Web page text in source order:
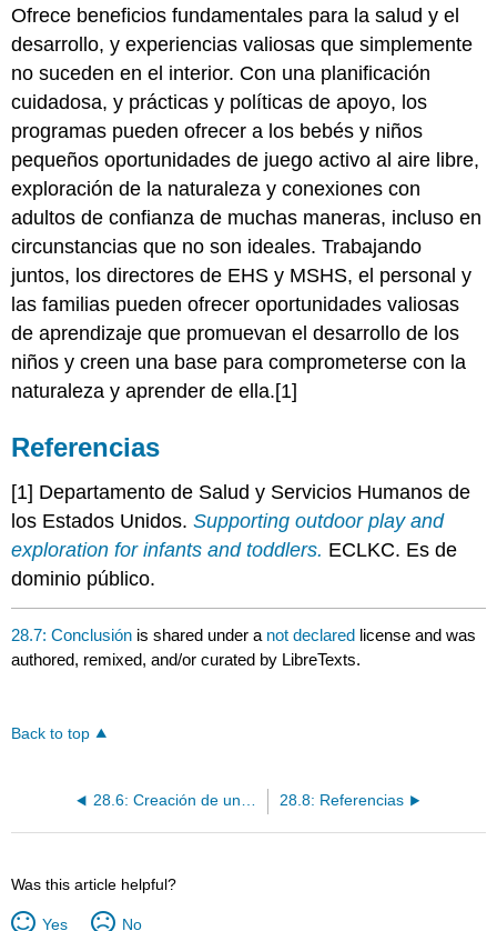
Ofrece beneficios fundamentales para la salud y el
desarrollo, y experiencias valiosas que simplemente
no suceden en el interior. Con una planificación
cuidadosa, y prácticas y políticas de apoyo, los
programas pueden ofrecer a los bebés y niños
pequeños oportunidades de juego activo al aire libre,
exploración de la naturaleza y conexiones con
adultos de confianza de muchas maneras, incluso en
circunstancias que no son ideales. Trabajando
juntos, los directores de EHS y MSHS, el personal y
las familias pueden ofrecer oportunidades valiosas
de aprendizaje que promuevan el desarrollo de los
niños y creen una base para comprometerse con la
naturaleza y aprender de ella.[1]
Referencias
[1] Departamento de Salud y Servicios Humanos de
los Estados Unidos.Supporting outdoor play and
exploration for infants and toddlers. ECLKC. Es de
dominio público.
28.7: Conclusión is shared under a not declared license and was
authored, remixed, and/or curated by LibreTexts.
Back to top
28.8: Referencias
Was this article helpful?
Yes No